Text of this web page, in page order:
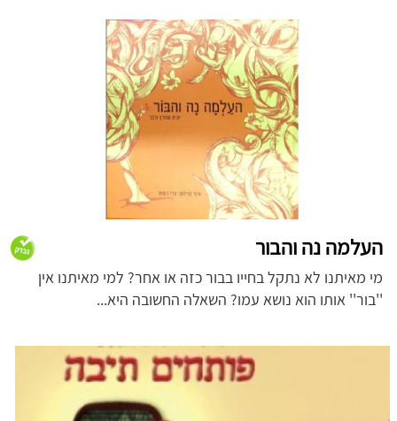
העלמה נה והבור
מי מאיתנו לא נתקל בחייו בבור כזה או אחר? למי מאיתנו אין
''בור'' אותו הוא נושא עמו? השאלה החשובה היא...